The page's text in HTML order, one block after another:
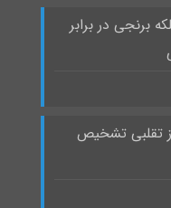
در برابر
تقلبی تشخیص